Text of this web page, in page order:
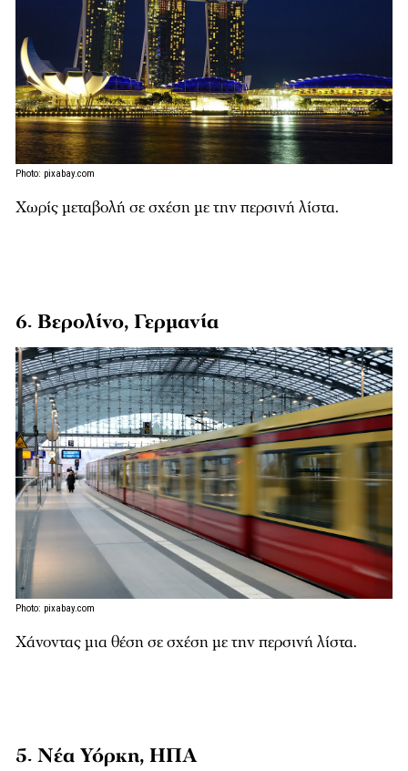
Photo: pixabay.com
Χωρίς μεταβολή σε σχέση με την περσινή λίστα.
6. Βερολίνο, Γερμανία
Photo: pixabay.com
Χάνοντας μια θέση σε σχέση με την περσινή λίστα.
5. Νέα Υόρκη, ΗΠΑ